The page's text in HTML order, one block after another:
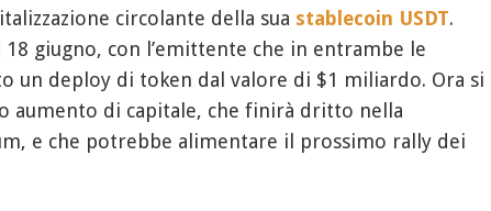
circolante della sua stablecoin USDT.
18 giugno, con l’emittente che in entrambe le
un deploy di token dal valore di $1 miliardo. Ora si
aumento di capitale, che finirà dritto nella
e che potrebbe alimentare il prossimo rally dei